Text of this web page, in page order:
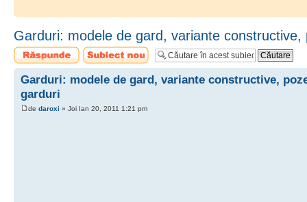
Garduri: modele de gard, variante constructive,
Scrie un răspuns
Scrie un subiect
nou
Garduri: modele de gard, variante constructive,
garduri
de daroxi » Joi Ian 20, 2011 1:21 pm